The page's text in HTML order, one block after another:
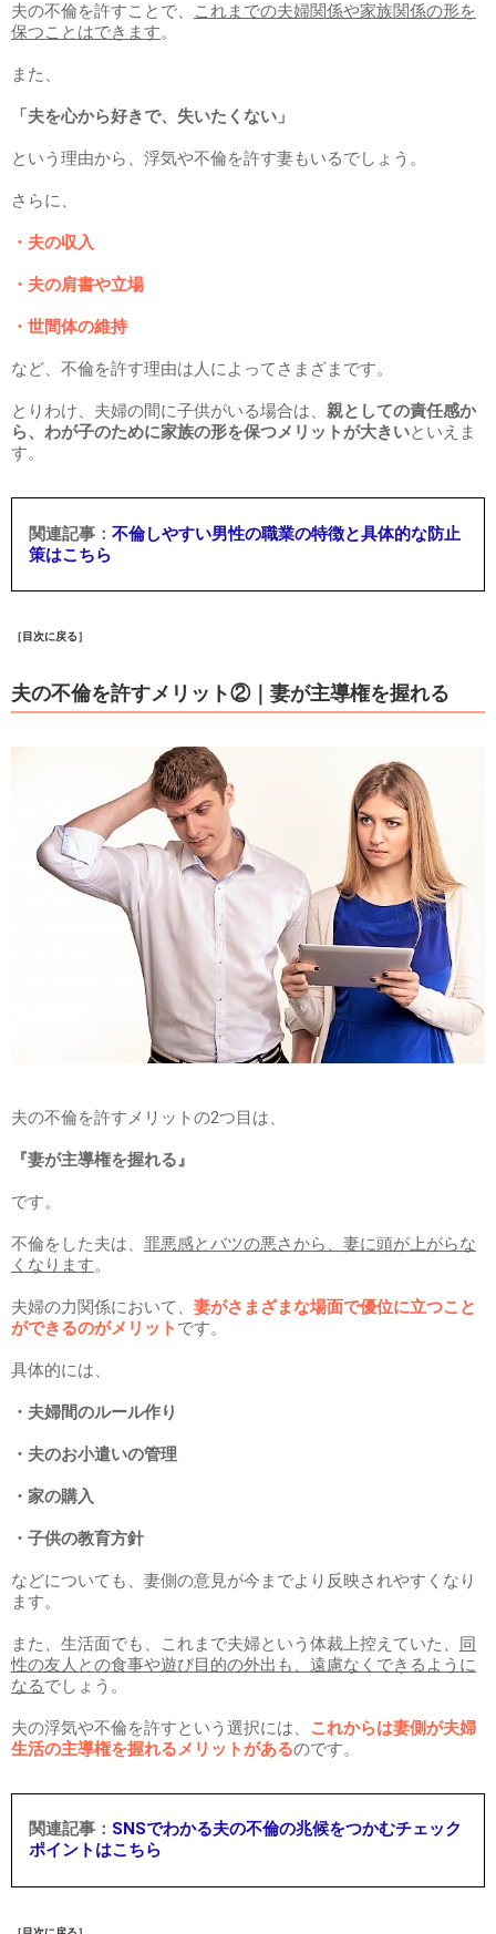
夫の不倫を許すことで、
これまでの夫婦関係や家族関係の形を
保つことはできます。
また、
「夫を心から好きで、失いたくない」
という理由から、浮気や不倫を許す妻もいるでしょう。
さらに、
・夫の収入
・夫の肩書や立場
・世間体の維持
など、不倫を許す理由は人によってさまざまです。
とりわけ、夫婦の間に子供がいる場合は、 親としての責任感か
ら、わが子のために家族の形を保つメリットが大きいといえま
す。
不倫しやすい男性の職業の特徴と具体的な防止
策はこちら
［目次に戻る］
夫の不倫を許すメリット②｜妻が主導権を握れる
夫の不倫を許すメリットの2つ目は、
『妻が主導権を握れる』
です。
不倫をした夫は、 罪悪感とバツの悪さから、妻に頭が上がらな
くなります。
夫婦の力関係において、 妻がさまざまな場面で優位に立つこと
ができるのがメリット です。
具体的には、
・夫婦間のルール作り
・夫のお小遣いの管理
・家の購入
・子供の教育方針
などについても、妻側の意見が今までより反映されやすくなり
ます。
また、生活面でも、これまで夫婦という体裁上控えていた、 同
性の友人との食事や遊び目的の外出も、遠慮なくできるように
なるでしょう。
夫の浮気や不倫を許すという選択には、 これからは妻側が夫婦
生活の主導権を握れるメリットがあるのです。
SNSでわかる夫の不倫の兆候をつかむチェック
ポイントはこちら